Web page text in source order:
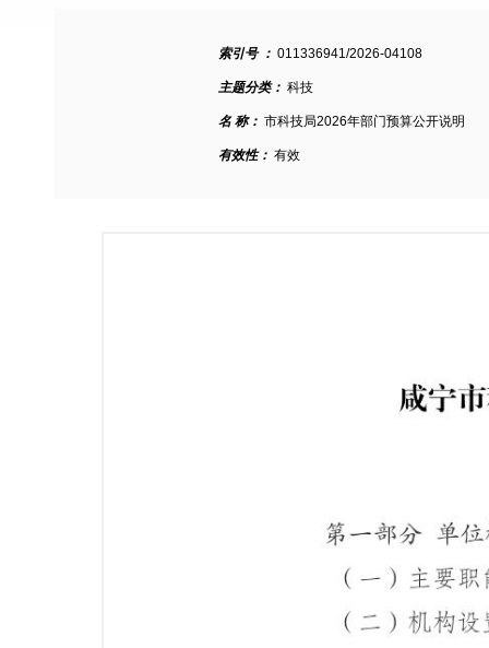
索引号 ： 011336941/2026-04108
主题分类： 科技
名 称： 市科技局2026年部门预算公开说明
有效性： 有效